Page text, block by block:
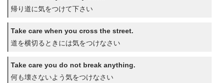
帰り道に気をつけて下さい
Take care when you cross the street.
道を横切るときには気をつけなさい
Take care you do not break anything.
何も壊さないよう気をつけなさい